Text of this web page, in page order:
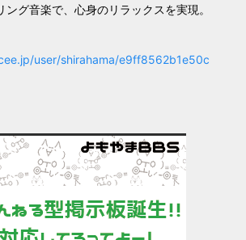
ング音楽で、心身のリラックスを実現。
user/shirahama/e9ff8562b1e50c